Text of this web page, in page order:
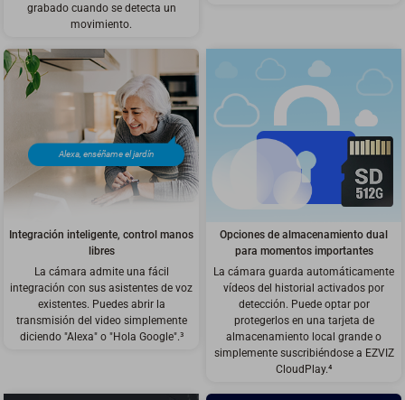
grabado cuando se detecta un
movimiento.
Alexa, enséñame el jardín
Integración inteligente, control manos
libres
La cámara admite una fácil
integración con sus asistentes de voz
existentes. Puedes abrir la
transmisión del video simplemente
diciendo "Alexa" o "Hola Google".³
Opciones de almacenamiento dual
para momentos importantes
La cámara guarda automáticamente
vídeos del historial activados por
detección. Puede optar por
protegerlos en una tarjeta de
almacenamiento local grande o
simplemente suscribiéndose a EZVIZ
CloudPlay.⁴